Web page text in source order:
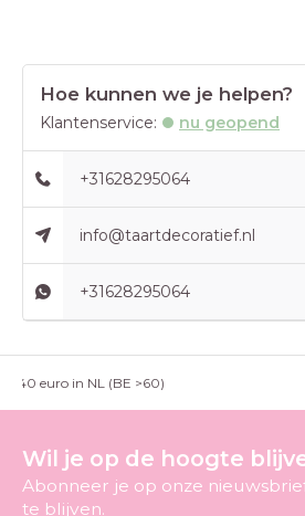
Hoe kunnen we je helpen?
Klantenservice: nu geopend
+31628295064
info@taartdecoratief.nl
+31628295064
>40 euro in NL (BE >60)
Wil je op de hoogte
Abonneer je op onze
te blijven.